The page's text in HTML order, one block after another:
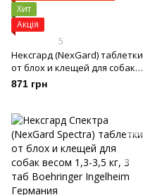
Хит
Акція
5
Нексгард (NexGard) таблетки
от блох и клещей для собак
весом 4-10 кг, 3 таб
871 грн